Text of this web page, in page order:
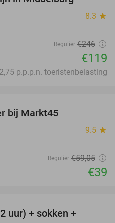
8.3 star
Regulier €246
€119
p.p.p.n. toeristenbelasting
bij Markt45
9.5 star
Regulier €59,05
€39
uur) + sokken +